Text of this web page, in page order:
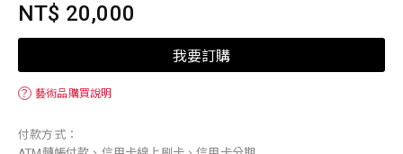
NT$ 20,000
我要訂購
？ 藝術品購買說明
付款方式：